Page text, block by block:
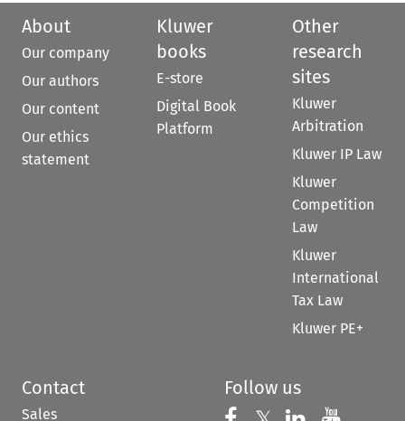
About
Our company
Our authors
Our content
Our ethics
statement
Kluwer
books
E-store
Digital Book
Platform
Other
research
sites
Kluwer
Arbitration
Kluwer IP Law
Kluwer
Competition
Law
Kluwer
International
Tax Law
Kluwer PE+
Contact
Sales
Follow us